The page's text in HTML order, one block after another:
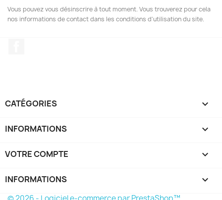
Vous pouvez vous désinscrire à tout moment. Vous trouverez pour cela
nos informations de contact dans les conditions d'utilisation du site.
CATÉGORIES 
INFORMATIONS 
VOTRE COMPTE 
INFORMATIONS keyboard_arrow_down